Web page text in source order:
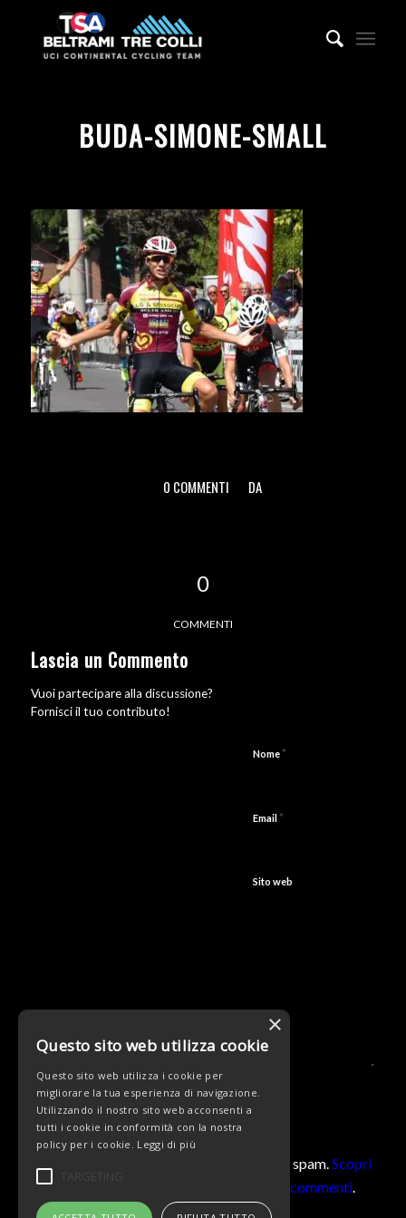
BUDA-SIMONE-SMALL
0 COMMENTI
/ DA
0
COMMENTI
Lascia un Commento
Vuoi partecipare alla discussione?
Fornisci il tuo contributo!
Nome*
Email *
Sito web
Questo sito utilizza Akismet per ridurre lo spam.Scopri
come vengono elaborati i dati derivati dai commenti.
×
Questo sito web utilizza cookie
Questo sito web utilizza i cookie per
migliorare la tua esperienza di navigazione.
Utilizzando il nostro sito web acconsenti a
tutti i cookie in conformità con la nostra
policy per i cookie. Leggi di più
TARGETING